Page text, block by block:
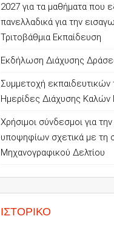
2027 για τα μαθήματα που
πανελλαδικά για την
Τριτοβάθμια Εκπαίδευση
Εκδήλωση Διάχυσης
Συμμετοχή εκπαιδευτικών
Ημερίδες Διάχυσης Καλών
Χρήσιμοι σύνδεσμοι για
υποψηφίων σχετικά με τη
Μηχανογραφικού Δελτίου
ΙΣΤΟΡΙΚΌ